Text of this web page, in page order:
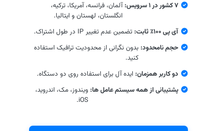
۷ کشور در ۱ سرویس:
آلمان، فرانسه، آمریکا، ترکیه،
انگلستان، لهستان و ایتالیا.
آی پی ۱۰۰٪ ثابت:
تضمین عدم تغییر IP در طول اشتراک.
حجم نامحدود: بدون نگرانی از محدودیت ترافیک استفاده
کنید.
دو کاربر همزمان: ایده آل برای استفاده روی دو دستگاه.
پشتیبانی از همه سیستم عامل ها: ویندوز، مک، اندروید،
iOS.